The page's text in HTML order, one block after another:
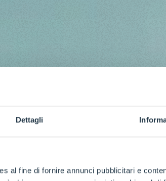
Dettagli
al fine di fornire annunci pubblicitari e